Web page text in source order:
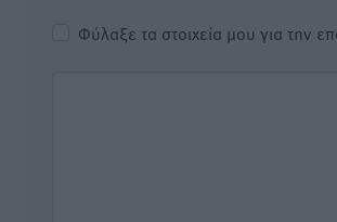
Φύλαξε τα στοιχεία μου για την